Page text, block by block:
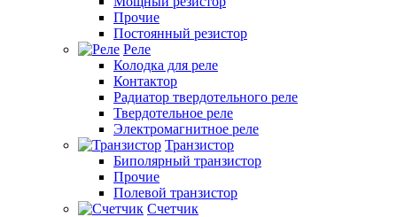
Прочие
Постоянный резистор
Реле
Колодка для реле
Контактор
Радиатор твердотельного реле
Твердотельное реле
Электромагнитное реле
Транзистор
Биполярный транзистор
Прочие
Полевой транзистор
Счетчик